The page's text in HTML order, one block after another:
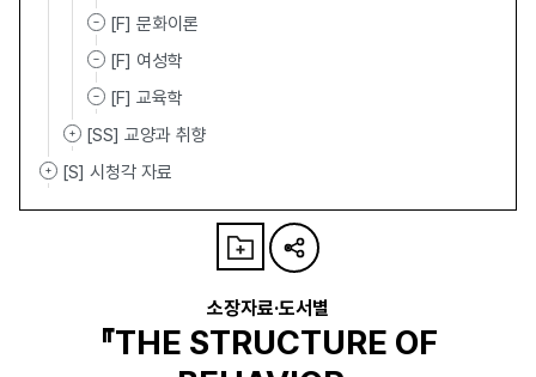
[F] 문화이론
[F] 여성학
[F] 교육학
[SS] 교양과 취향
[S] 시청각 자료
소장자료·도서별
『THE STRUCTURE OF